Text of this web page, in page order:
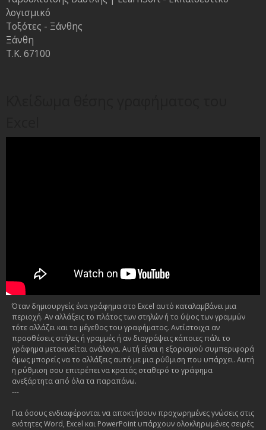
λογισμικό
Τοξότες - Ξάνθης
Ξάνθη
Τ.Κ. 67100
Όταν δημιουργείς ένα γράφημα στο Excel αυτό καταλαμβάνει μια
περιοχή. Αν αλλάξεις το πλάτος των στηλών ή το ύψος των γραμμών
τότε αλλάζει και το μέγεθος του γραφήματος. Αντίστοιχα αν
προσθέσεις στήλες ή γραμμές ή αν διαγράψεις κάποιες πάλι το
γράφημα μετακινείται ανάλογα. Αυτή είναι η εξορισμού συμπεριφορά
όμως μπορείς να το αλλάξεις αυτό με μια ρύθμιση που υπάρχει. Αυτή
η ρύθμιση σου επιτρέπει να κρατάς σταθερό το γράφημα
ανεξάρτητα από όλα τα παραπάνω.
---
Για όσους ενδιαφέρονται να αποκτήσουν προχωρημένες γνώσεις στις
ενότητες Word, Excel και PowerPoint υπάρχουν ολοκληρωμένες σειρές